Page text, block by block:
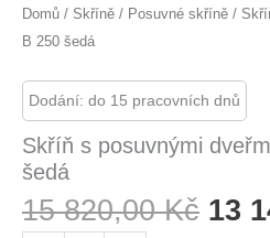
Domů / Skříně / Posuvné skříně /
B 250 šedá
Dodání: do 15 pracovních dnů
Skříň s posuvnými
šedá
15 820,00Kč 13